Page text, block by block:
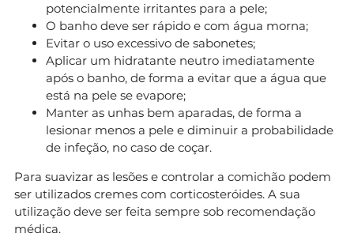
potencialmente irritantes para a pele;
O banho deve ser rápido e com água morna;
Evitar o uso excessivo de sabonetes;
Aplicar um hidratante neutro imediatamente
após o banho, de forma a evitar que a água que
está na pele se evapore;
Manter as unhas bem aparadas, de forma a
lesionar menos a pele e diminuir a probabilidade
de infeção, no caso de coçar.
Para suavizar as lesões e controlar a comichão podem
ser utilizados cremes com corticosteróides. A sua
utilização deve ser feita sempre sob recomendação
médica.